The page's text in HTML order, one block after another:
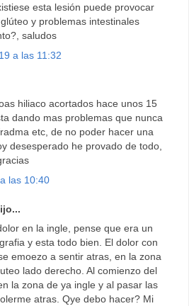
esta lesión puede provocar
y problemas intestinales
saludos
a las 11:32
hiliaco acortados hace unos 15
dando mas problemas que nunca
etc, de no poder hacer una
desesperado he provado de todo,
las 10:40
en la ingle, pense que era un
y esta todo bien. El dolor con
emoezo a sentir atras, en la zona
lado derecho. Al comienzo del
la zona de ya ingle y al pasar las
atras. Qye debo hacer? Mi